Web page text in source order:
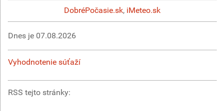
DobréPočasie.sk, iMeteo.sk
Dnes je 07.08.2026
Vyhodnotenie súťaží
RSS tejto stránky: